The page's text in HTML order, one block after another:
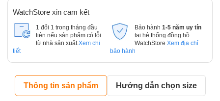
WatchStore xin cam kết
1 đổi 1 trong tháng đầu
tiên nếu sản phẩm có lỗi
từ nhà sản xuất. Xem chi
tiết
Bảo hành 1-5 năm uy tín
tại hệ thống đồng hồ
WatchStore Xem địa chỉ
bảo hành
Thông tin sản phẩm Hướng dẫn chọn size